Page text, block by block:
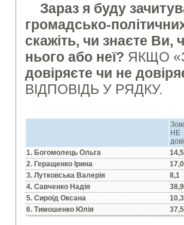
Зараз я буду
громадсько-
скажіть, чи знаєте
нього або неї? ЯКЩО
довіряєте чи не
ВІДПОВІДЬ У РЯДКУ.
НЕ
1. Богомолець Ольга 14,5
2. Геращенко Ірина
17,0
3. Лутковська Валерія
8,1
4. Савченко Надія
38,9
5. Сироїд Оксана
10,3
6. Тимошенко Юлія
37,5